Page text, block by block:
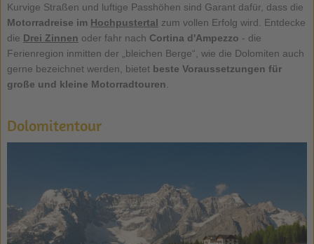
Kurvige Straßen und luftige Passhöhen sind Garant dafür, dass die
Motorradreise im Hochpustertal zum vollen Erfolg wird. Entdecke
die Drei Zinnen oder fahr nach Cortina d'Ampezzo - die
Ferienregion inmitten der „bleichen Berge“, wie die Dolomiten auch
gerne bezeichnet werden, bietet beste Voraussetzungen für
große und kleine Motorradtouren
Dolomitentour